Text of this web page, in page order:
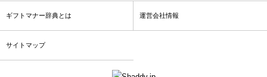
ギフトマナー辞典とは 運営会社情報
サイトマップ